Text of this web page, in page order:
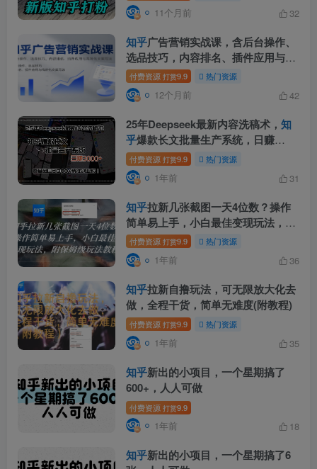
11个月前 32
知乎广告营销实战课，含后台操作、
选品技巧，内容排名、插件应用与高
转化文案写法
付费资源 打赏9.9 热门资源
12个月前 42
25年Deepseek最新内容洗稿术， 知
乎爆款长文批量生产系统，日赚
3000+，…
付费资源 打赏9.9 热门资源
1年前 31
知乎拉新几张截图一天4位数？操作
简单易上手，小白最佳变现玩法，附
保姆级玩法教程
付费资源 打赏9.9 热门资源
1年前 36
知乎拉新自撸玩法，可无限放大化去
做，全程干货，简单无难度(附教程)
付费资源 打赏9.9 热门资源
1年前 35
知乎新出的小项目，一个星期搞了
600+，人人可做
付费资源 打赏9.9
1年前 18
知乎新出的小项目，一个星期搞了6